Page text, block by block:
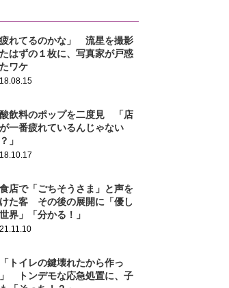
疲れてるのかな」 流星を撮影
はずの１枚に、写真家が戸惑
ワケ
飲料のポップを二度見 「店
一番疲れているんじゃない
」
店で「ごちそうさま」と声を
た客 その後の展開に「優し
界」「分かる！」
トイレの鍵壊れたから作っ
トンデモな応急処置に、子